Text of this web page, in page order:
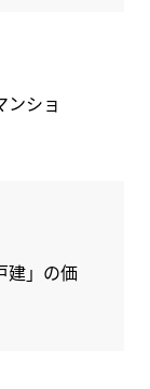
ンショ
建」の価